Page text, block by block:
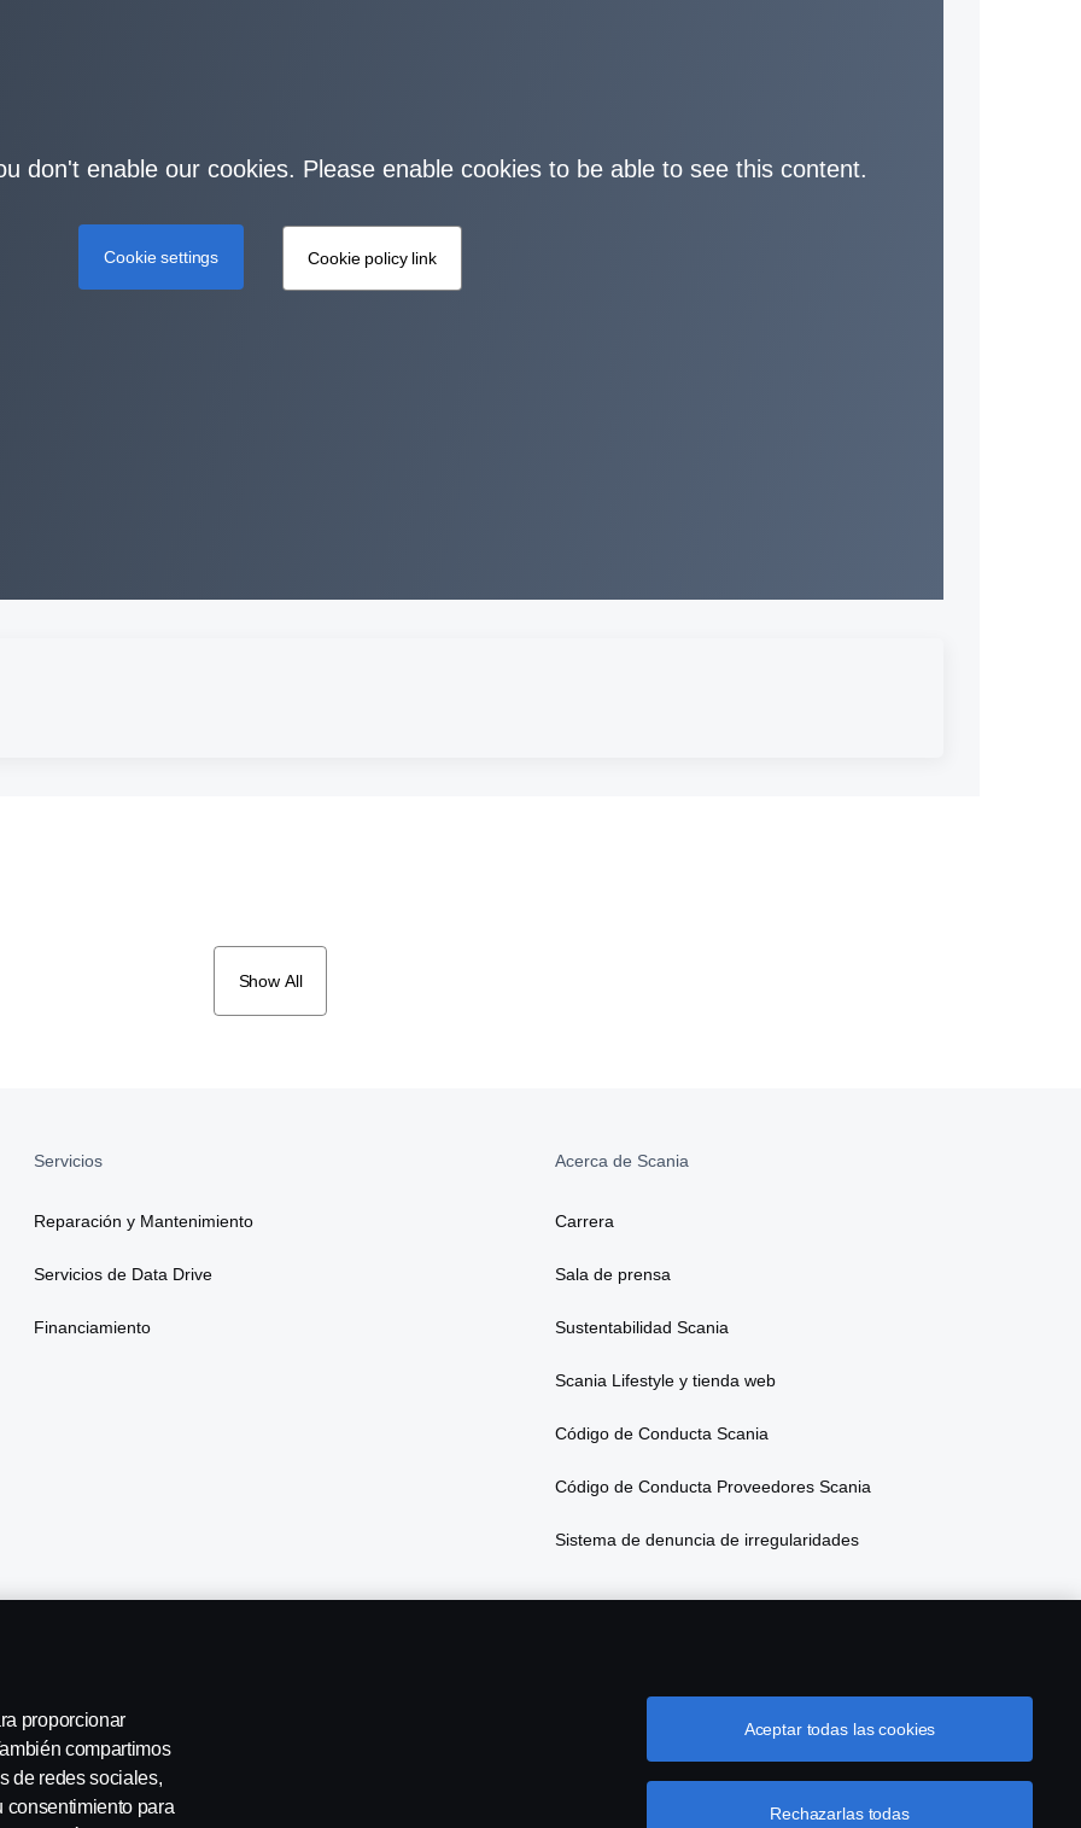
don't enable our cookies. Please enable cookies to be able to see this content.
Cookie settings Cookie policy link
Show All
Servicios
Reparación y Mantenimiento
Servicios de Data Drive
Financiamiento
Acerca de Scania
Carrera
Sala de prensa
Sustentabilidad Scania
Scania Lifestyle y tienda web
Código de Conducta Scania
Código de Conducta Proveedores Scania
Sistema de denuncia de irregularidades
proporcionar
compartimos
de redes sociales,
consentimiento para
Rechazarlas todas
Aceptar todas las cookies